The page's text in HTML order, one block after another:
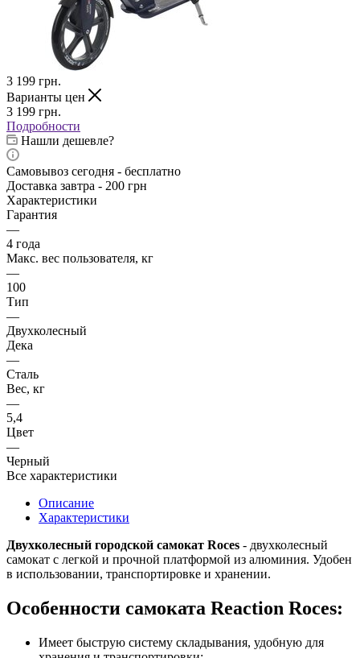
3 199 грн.
Варианты цен
3 199 грн.
Подробности
Нашли дешевле?
Самовывоз сегодня - бесплатно
Доставка завтра - 200 грн
Характеристики
Гарантия
—
4 года
Макс. вес пользователя, кг
—
100
Тип
—
Двухколесный
Дека
—
Сталь
Вес, кг
—
5,4
Цвет
—
Черный
Все характеристики
Описание
Характеристики
Двухколесный городской самокат Roces - двухколесный
самокат с легкой и прочной платформой из алюминия. Удобен
в использовании, транспортировке и хранении.
Особенности самоката Reaction Roces:
Имеет быструю систему складывания, удобную для